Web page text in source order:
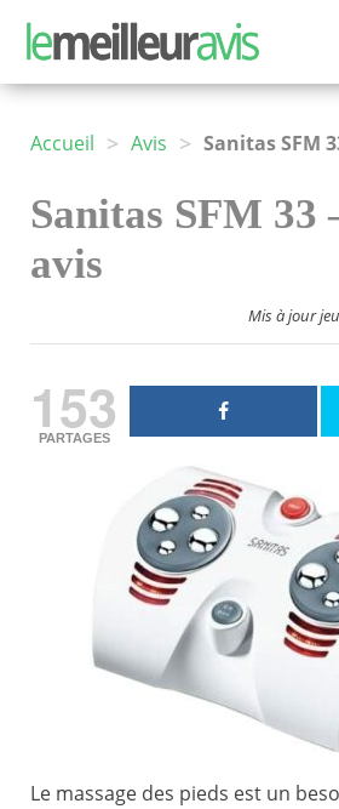
Accueil > Avis > Sanitas SFM
Sanitas SFM 33
avis
Mis à jour
153
PARTAGES
Le massage des pieds est un